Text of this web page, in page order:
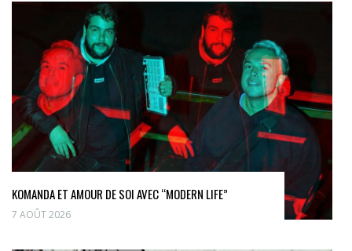
KOMANDA ET AMOUR DE SOI AVEC “MODERN LIFE”
7 AOÛT 2026